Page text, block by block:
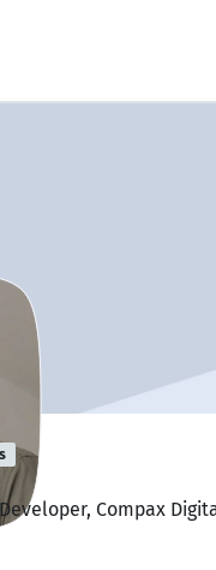
Compax